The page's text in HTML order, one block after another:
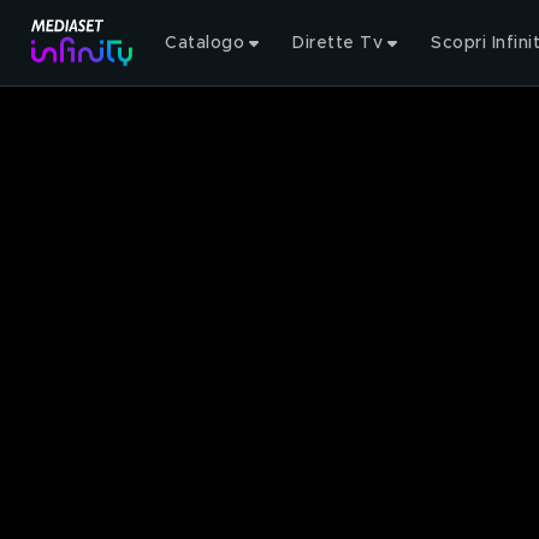
Catalogo Dirette Tv Scopri